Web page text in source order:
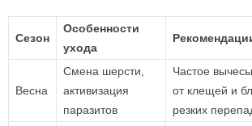
Сезон
Особенности
ухода
Весна
Смена шерсти,
активизация
паразитов
Частое
от клещей и
резких